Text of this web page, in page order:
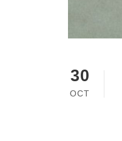
30
OCT